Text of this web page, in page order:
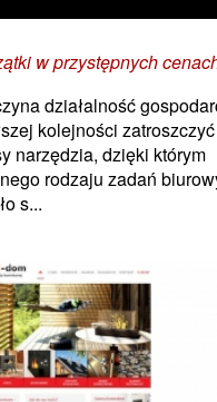
w przystępnych
działalność
kolejności
narzędzia, dzięki którym
rodzaju zadań
s...